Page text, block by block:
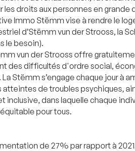
droits aux personnes en
Immo Stëmm vise à rendre le
d’Stëmm vun der Strooss, la
le besoin).
vun der Strooss offre
des difficultés d'ordre social,
Stëmm s’engage chaque jour à
de troubles psychiques,
dans laquelle chaque
pour tous.
de 27% par rapport à